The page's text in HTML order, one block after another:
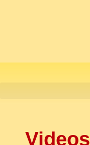
Videos